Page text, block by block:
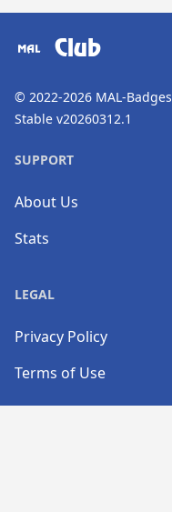
Club
© 2022-2026 MAL-Badges
Stable v20260312.1
SUPPORT
About Us
Stats
LEGAL
Privacy Policy
Terms of Use